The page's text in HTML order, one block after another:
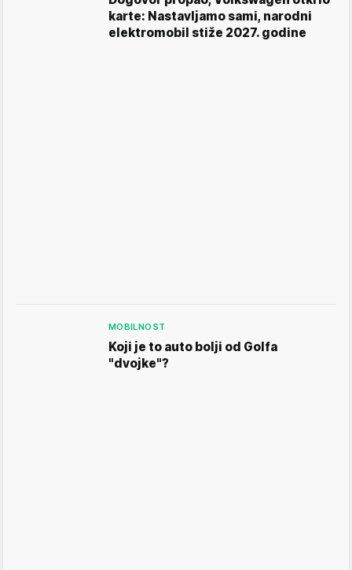
karte: Nastavljamo sami, narodni
elektromobil stiže 2027. godine
MOBILNOST
Koji je to auto bolji od Golfa
"dvojke"?